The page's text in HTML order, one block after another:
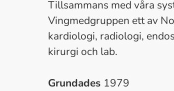
Tillsammans med våra
Vingmedgruppen ett av
kardiologi, radiologi,
kirurgi och lab.
Grundades 1979